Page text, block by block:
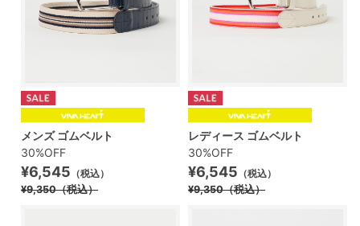
メンズ ゴムベルト
30%OFF
¥6,545 （税込）
¥9,350（税込）
レディース ゴムベルト
30%OFF
¥6,545 （税込）
¥9,350（税込）